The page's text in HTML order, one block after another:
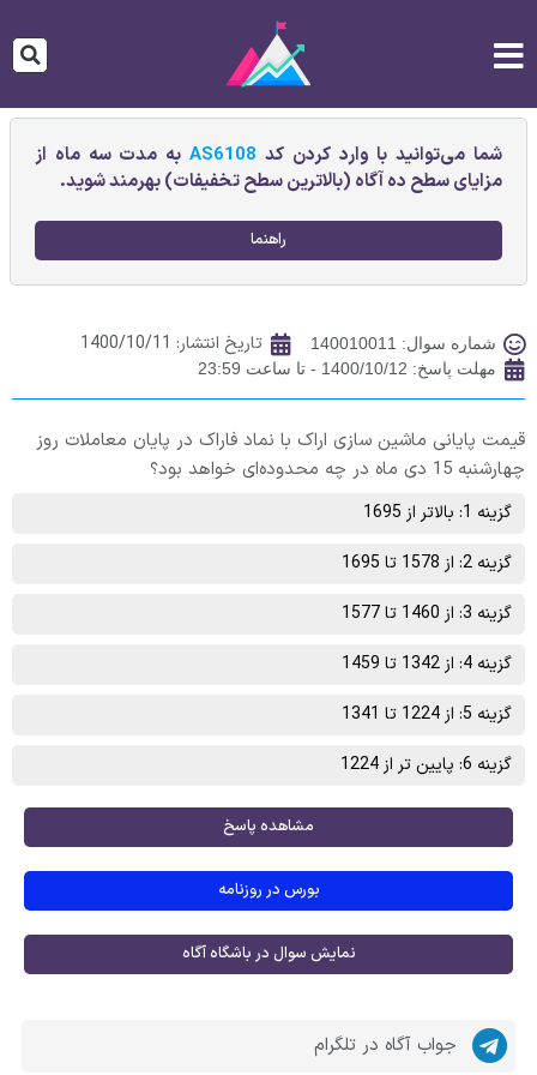
شما می‌توانید با وارد کردن کد AS6108به مدت سه ماه از
مزایای سطح ده آگاه (بالاترین سطح تخفیفات) بهرمند شوید.
راهنما
شماره سوال: 140010011 تاریخ انتشار: 1400/10/11
مهلت پاسخ: 1400/10/12 - تا ساعت 23:59
قیمت پایانی ماشين‌ سازی اراک با نماد فاراک در پایان معاملات روز
چهارشنبه 15 دی ماه در چه محدوده‌ای خواهد بود؟
گزینه 1: بالاتر از 1695
گزینه 2: از 1578 تا 1695
گزینه 3: از 1460 تا 1577
گزینه 4: از 1342 تا 1459
گزینه 5: از 1224 تا 1341
گزینه 6: پایین تر از 1224
مشاهده پاسخ
بورس در روزنامه
نمایش سوال در باشگاه آگاه
جواب آگاه در تلگرام